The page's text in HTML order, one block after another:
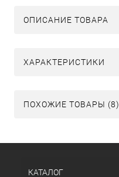
ОПИСАНИЕ ТОВАРА
ХАРАКТЕРИСТИКИ
ПОХОЖИЕ ТОВАРЫ (8)
КАТАЛОГ